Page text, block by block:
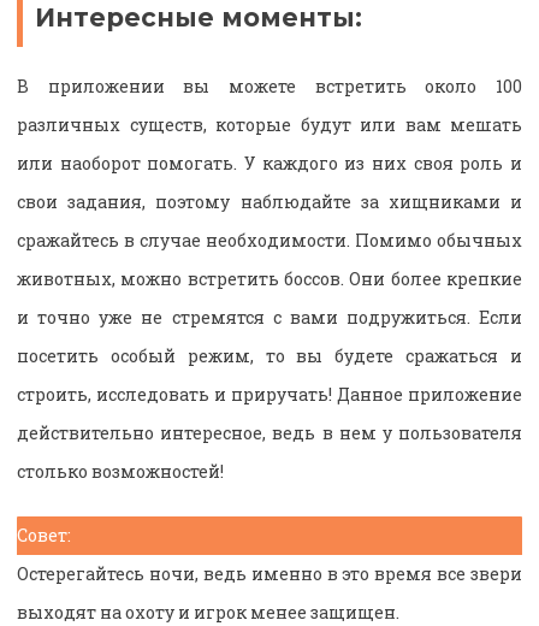
Интересные моменты:
В приложении вы можете встретить около 100
различных существ, которые будут или вам мешать
или наоборот помогать. У каждого из них своя роль и
свои задания, поэтому наблюдайте за хищниками и
сражайтесь в случае необходимости. Помимо обычных
животных, можно встретить боссов. Они более крепкие
и точно уже не стремятся с вами подружиться. Если
посетить особый режим, то вы будете сражаться и
строить, исследовать и приручать! Данное приложение
действительно интересное, ведь в нем у пользователя
столько возможностей!
Совет:
Остерегайтесь ночи, ведь именно в это время все звери
выходят на охоту и игрок менее защищен.